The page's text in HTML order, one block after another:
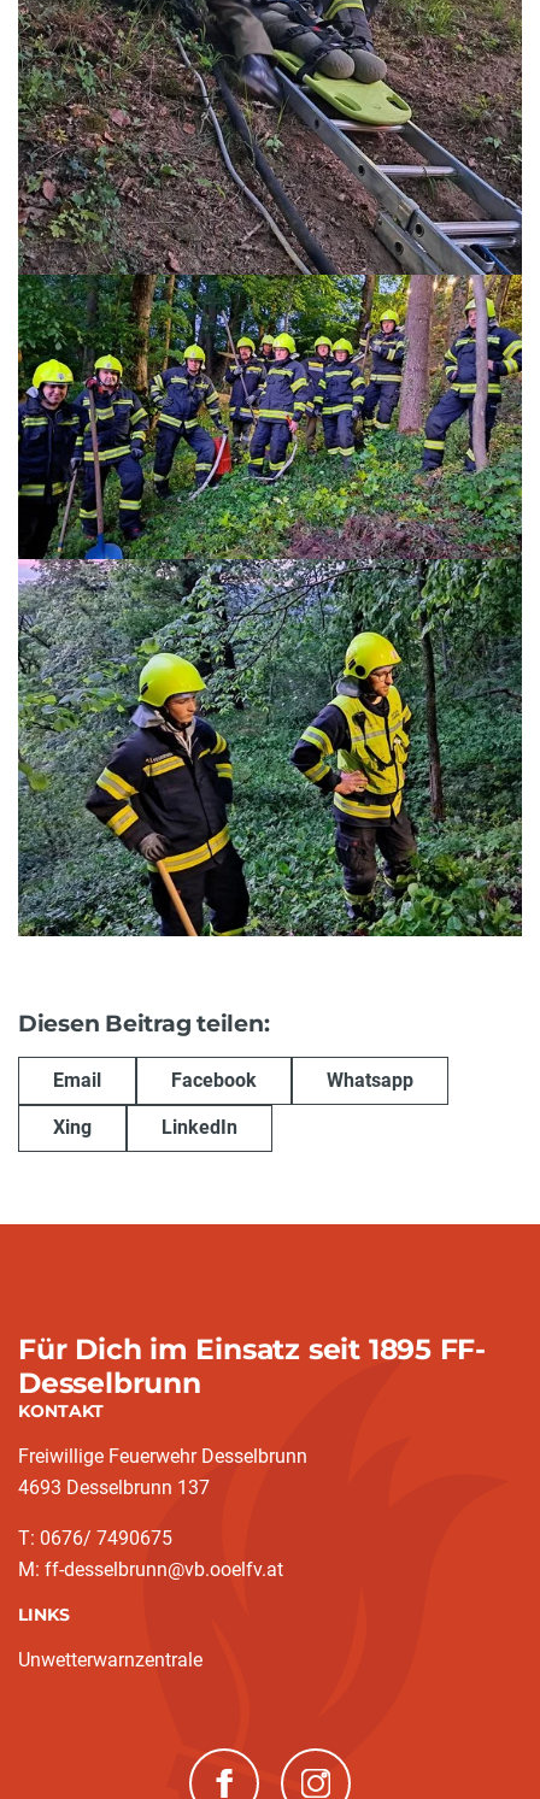
Diesen Beitrag teilen:
Email Facebook Whatsapp
Xing LinkedIn
Für Dich im Einsatz seit 1895 FF-
Desselbrunn
KONTAKT
Freiwillige Feuerwehr Desselbrunn
4693 Desselbrunn 137
T: 0676/ 7490675
M: ff-desselbrunn@vb.ooelfv.at
LINKS
Unwetterwarnzentrale